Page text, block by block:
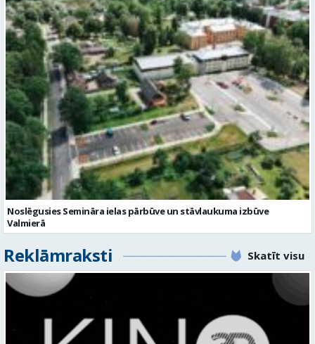
Noslēgusies Semināra ielas pārbūve un stāvlaukuma izbūve
Valmierā
Reklāmraksti Skatīt visu